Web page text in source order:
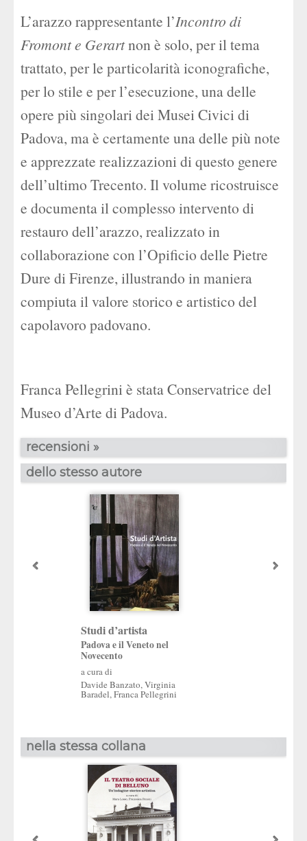
L’arazzo rappresentante l’Incontro di
Fromont e Gerartnon è solo, per il tema
trattato, per le particolarità iconografiche,
per lo stile e per l’esecuzione, una delle
opere più singolari dei Musei Civici di
Padova, ma è certamente una delle più note
e apprezzate realizzazioni di questo genere
dell’ultimo Trecento. Il volume ricostruisce
e documenta il complesso intervento di
restauro dell’arazzo, realizzato in
collaborazione con l’Opificio delle Pietre
Dure di Firenze, illustrando in maniera
compiuta il valore storico e artistico del
capolavoro padovano.
Franca Pellegrini è stata Conservatrice del
Museo d’Arte di Padova.
recensioni »
dello stesso autore
Studi d’artista
Padova e il Veneto nel
Novecento
a cura di
Davide Banzato,Virginia
Baradel,Franca Pellegrini
nella stessa collana